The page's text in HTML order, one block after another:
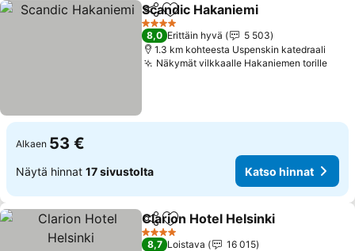
Jaa Lisää suosikkeihin
Scandic Hakaniemi
4 Tähtiluokitus
8,0 Erittäin hyvä
5 503
1.3 km kohteesta Uspenskin katedraali
Näkymät vilkkaalle Hakaniemen torille
Alkaen 53 €
Näytä hinnat 17 sivustolta Katso hinnat
Jaa Lisää suosikkeihin
Clarion Hotel Helsinki
4 Tähtiluokitus
8,7 Loistava
16 015